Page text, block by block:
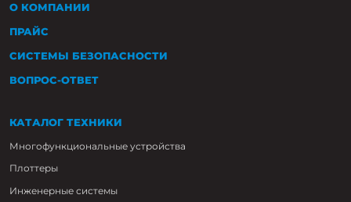
О КОМПАНИИ
ПРАЙС
СИСТЕМЫ БЕЗОПАСНОСТИ
ВОПРОС-ОТВЕТ
КАТАЛОГ ТЕХНИКИ
Многофункциональные устройства
Плоттеры
Инженерные системы